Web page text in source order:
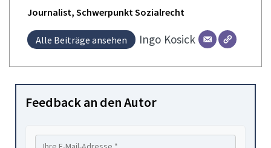
Journalist, Schwerpunkt Sozialrecht
Alle Beiträge ansehen Ingo Kosick
Feedback an den Autor